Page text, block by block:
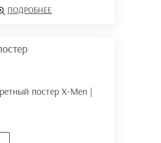
ПОДРОБНЕЕ